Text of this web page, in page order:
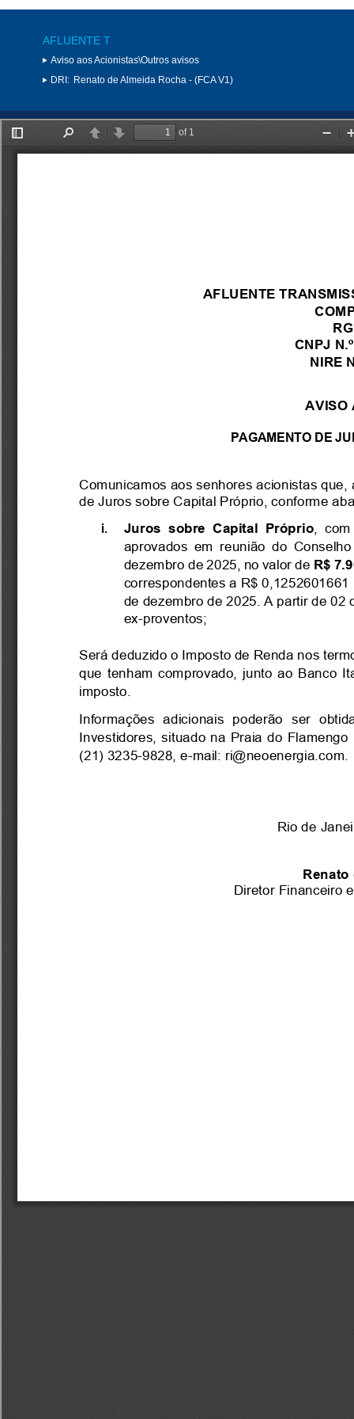
AFLUENTE T
Aviso aos Acionistas\Outros avisos
DRI: Renato de Almeida Rocha - (FCA V1)